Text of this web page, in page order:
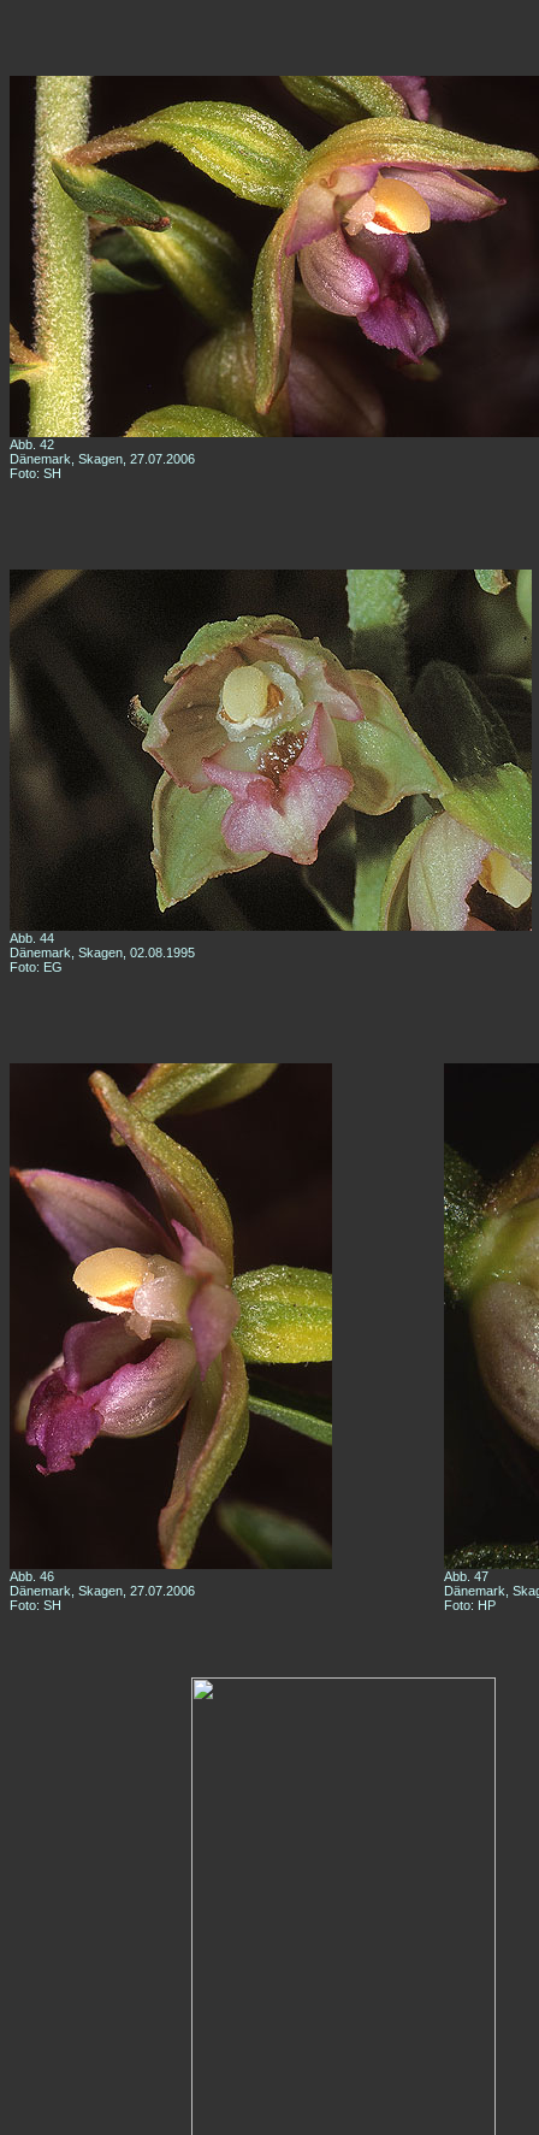
Abb. 42
Dänemark, Skagen, 27.07.2006
Foto: SH
Abb. 44
Dänemark, Skagen, 02.08.1995
Foto: EG
Abb. 46
Dänemark, Skagen, 27.07.2006
Foto: SH
Abb. 47
Dänemark,
Foto: HP